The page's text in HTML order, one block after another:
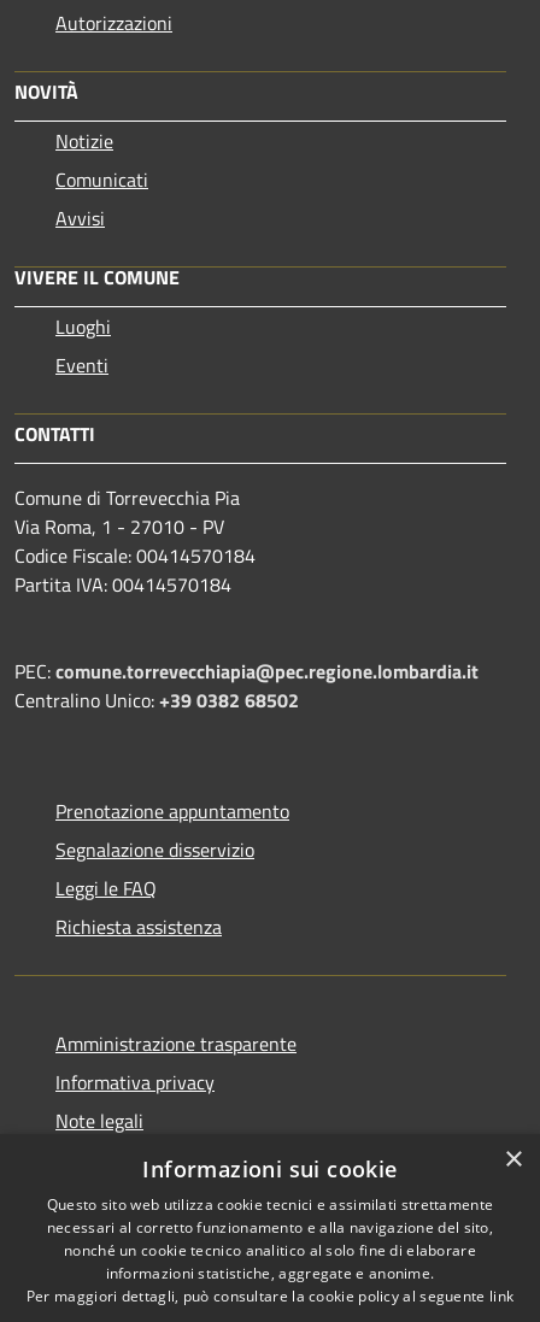
Autorizzazioni
NOVITÀ
Notizie
Comunicati
Avvisi
VIVERE IL COMUNE
Luoghi
Eventi
CONTATTI
Comune di Torrevecchia Pia
Via Roma, 1 - 27010 - PV
Codice Fiscale: 00414570184
Partita IVA: 00414570184
PEC:comune.torrevecchiapia@pec.regione.lombardia.it
Centralino Unico:+39 0382 68502
Prenotazione appuntamento
Segnalazione disservizio
Leggi le FAQ
Richiesta assistenza
Amministrazione trasparente
Informativa privacy
Note legali
Dichiarazione di accessibilità
Accessibilità
Copyright © 2026 • Comune di
Torrevecchia Pia • Powered by
×
Informazioni sui cookie
Questo sito web utilizza cookie tecnici e assimilati strettamente
necessari al corretto funzionamento e alla navigazione del sito,
nonché un cookie tecnico analitico al solo fine di elaborare
informazioni statistiche, aggregate e anonime.
Per maggiori dettagli, può consultare la cookie policy al seguente link